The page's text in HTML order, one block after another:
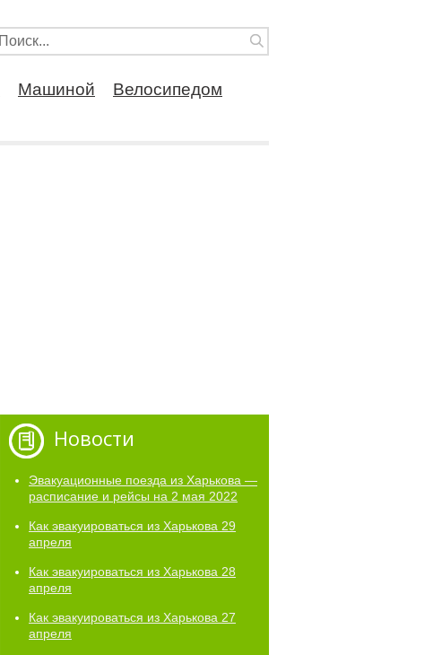
Машиной
Велосипедом
Новости
Эвакуационные поезда из Харькова —
расписание и рейсы на 2 мая 2022
Как эвакуироваться из Харькова 29
апреля
Как эвакуироваться из Харькова 28
апреля
Как эвакуироваться из Харькова 27
апреля